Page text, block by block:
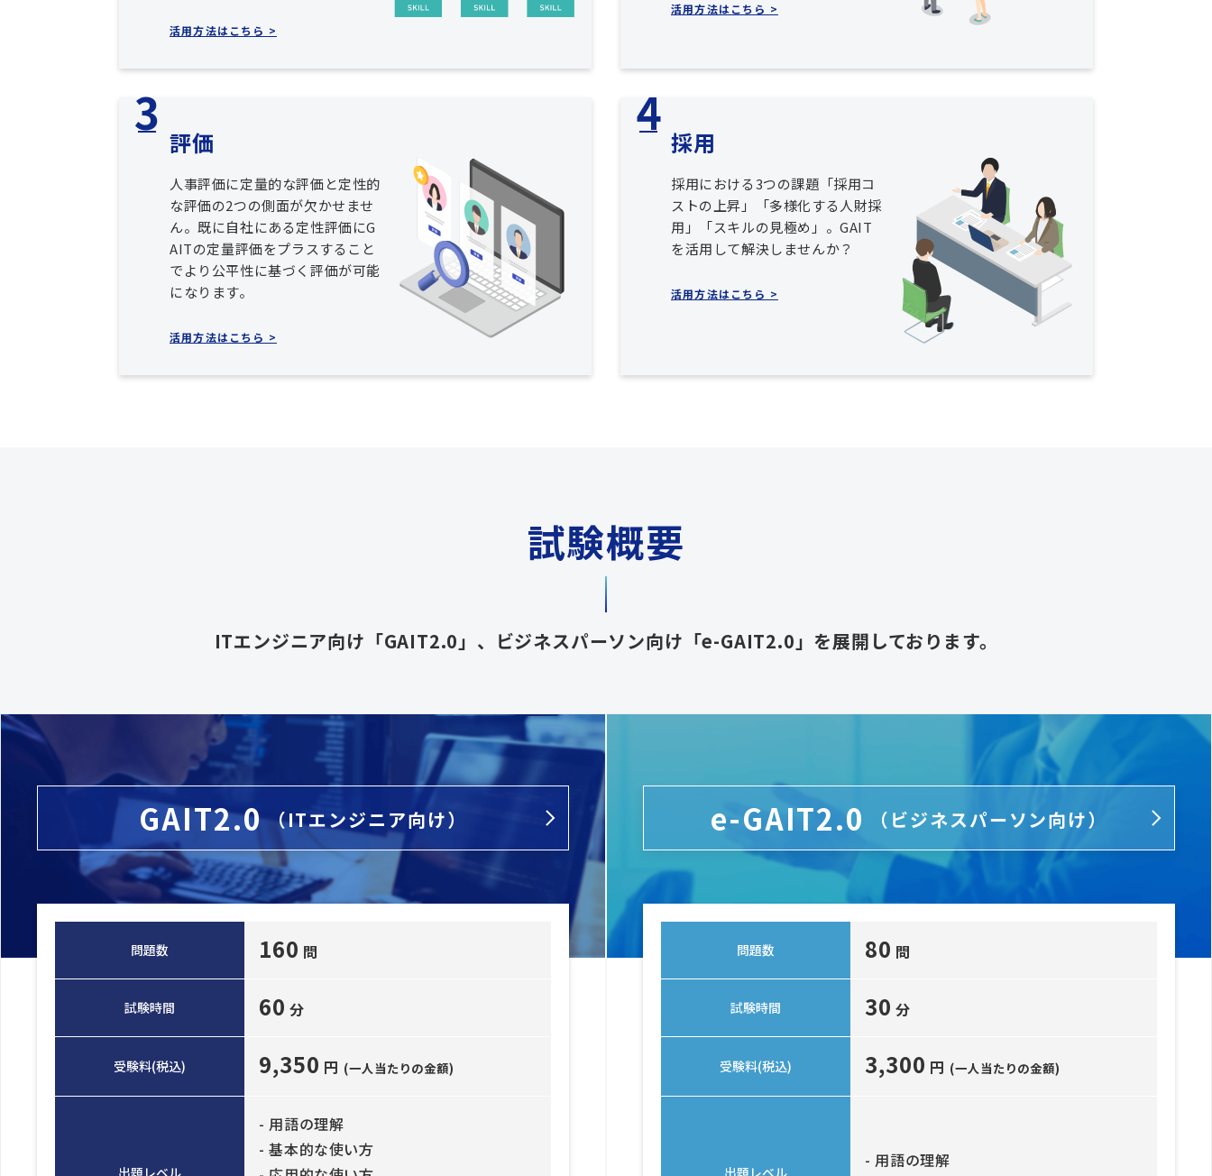
活用方法はこちら >
活用方法はこちら >
評価
人事評価に定量的な評価と定性的
な評価の2つの側面が欠かせませ
ん。既に自社にある定性評価にG
AITの定量評価をプラスすること
でより公平性に基づく評価が可能
になります。
活用方法はこちら >
採用
採用における3つの課題「採用コ
ストの上昇」「多様化する人財採
用」「スキルの見極め」。GAIT
を活用して解決しませんか？
活用方法はこちら >
試験概要
ITエンジニア向け「GAIT2.0」、ビジネスパーソン向け「e-GAIT2.0」を展開しております。
GAIT2.0 （ITエンジニア向け）
問題数 160 問
試験時間 60 分
受験料(税込) 9,350 円 (一人当たりの金額)
出題レベル
- 用語の理解
- 基本的な使い方
e-GAIT2.0 （ビジネスパーソン向け）
問題数 80 問
試験時間 30 分
受験料(税込) 3,300 円 (一人当たりの金額)
出題レベル
- 用語の理解